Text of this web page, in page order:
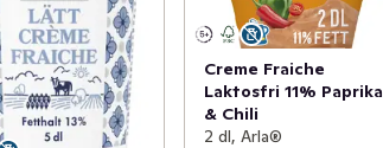
Creme Fraiche
Laktosfri 11% Paprika
& Chili
2 dl, Arla®